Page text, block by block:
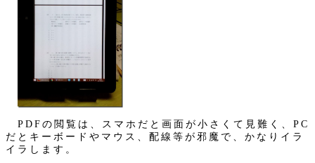
PDFの閲覧は、スマホだと画面が小さくて見難く、PC
だとキーボードやマウス、配線等が邪魔で、かなりイラ
イラします。